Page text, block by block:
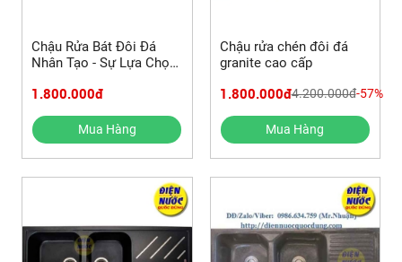
Chậu Rửa Bát Đôi Đá
Nhân Tạo - Sự Lựa Chọn
Hiện Đại
1.800.000đ
Mua Hàng
Chậu rửa chén đôi đá
granite cao cấp
1.800.000đ4.200.000đ-57%
Mua Hàng